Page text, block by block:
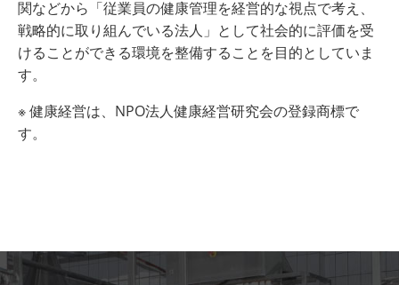
関などから「従業員の健康管理を経営的な視点で考え、
戦略的に取り組んでいる法人」として社会的に評価を受
けることができる環境を整備することを目的としていま
す。
※ 健康経営は、 NPO法人健康経営研究会の登録商標で
す。